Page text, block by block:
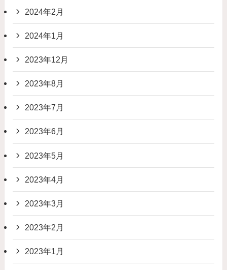
2024年2月
2024年1月
2023年12月
2023年8月
2023年7月
2023年6月
2023年5月
2023年4月
2023年3月
2023年2月
2023年1月